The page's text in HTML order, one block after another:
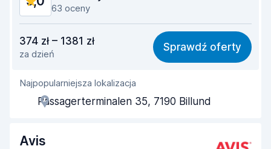
63 oceny
8,6
Łatwość znalezienia 9,2
Pomocność przedstawiciela
Szybkość odbioru
Szybkość zwrotu
374 zł – 1381 zł
za dzień
Sprawdź oferty
Najpopularniejsza lokalizacja
Passagerterminalen 35, 7190 Billund
Avis